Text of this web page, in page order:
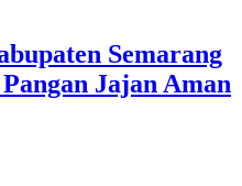
Semarang
Jajan Aman